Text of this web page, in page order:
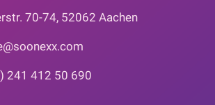
70-74, 52062 Aachen
241 412 50 690